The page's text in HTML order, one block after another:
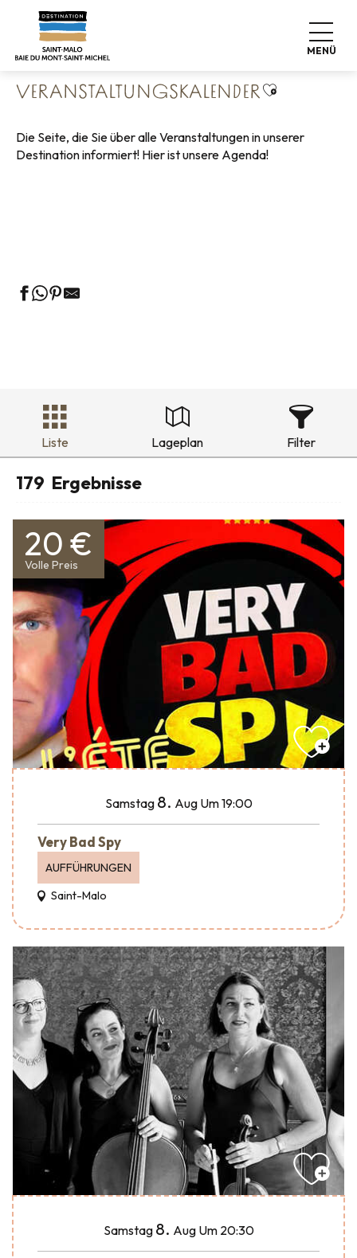
contenu
MENÜ
Startseite
Veranstaltungskalender
VERANSTALTUNGSKALENDERAjouter aux
Die Seite, die Sie über alle Veranstaltungen in unserer
Destination informiert! Hier ist unsere Agenda!
Liste Lageplan Filter
179 Ergebnisse
20 €
Volle Preis
Samstag 8. Aug Um 19:00
Very Bad Spy
AUFFÜHRUNGEN
Saint-Malo
Samstag 8. Aug Um 20:30